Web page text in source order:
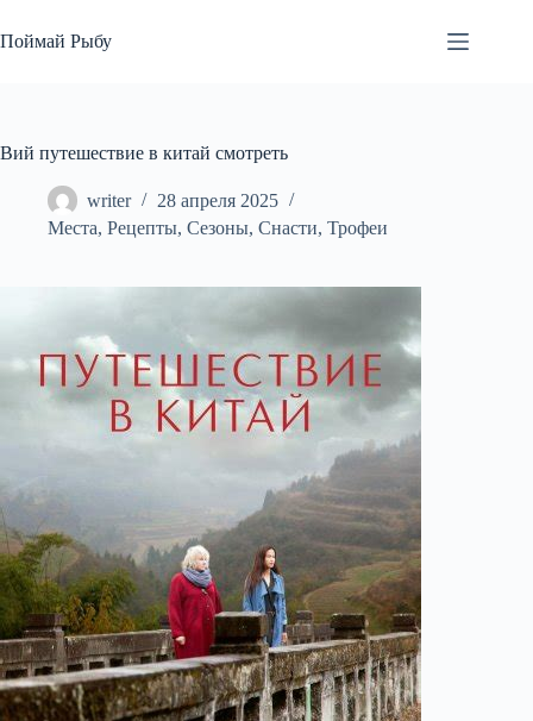
к
сути
Поймай Рыбу
Вий путешествие в китай смотреть
writer
28 апреля 2025
Места, Рецепты, Сезоны, Снасти, Трофеи